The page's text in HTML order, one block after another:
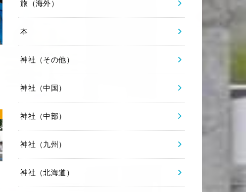
旅（海外）
本
神社（その他）
神社（中国）
神社（中部）
神社（九州）
神社（北海道）